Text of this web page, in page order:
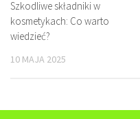
Szkodliwe składniki w
kosmetykach: Co warto
wiedzieć?
10 MAJA 2025